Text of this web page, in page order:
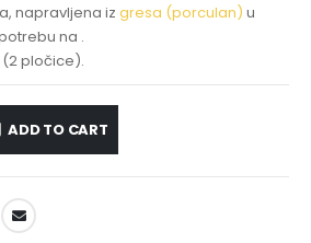
napravljena iz gresa (porculan) u
na .
(2 pločice).
ADD TO CART